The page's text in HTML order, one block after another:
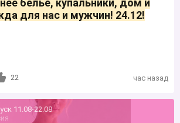
белье, купальники, дом и
для нас и мужчин! 24.12!
22 час назад
11.08-22.08